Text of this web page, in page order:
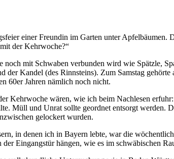
einer Freundin im Garten unter
der Kehrwoche?“
noch mit Schwaben verbunden wird wie Spätzle,
der Kandel (des Rinnsteins). Zum Samstag
60er Jahren nämlich noch nicht.
Kehrwoche wären, wie ich beim Nachlesen
Müll und Unrat sollte geordnet entsorgt werden.
gelockert wurden.
in denen ich in Bayern lebte, war die
Eingangstür hängen, wie es im schwäbischen